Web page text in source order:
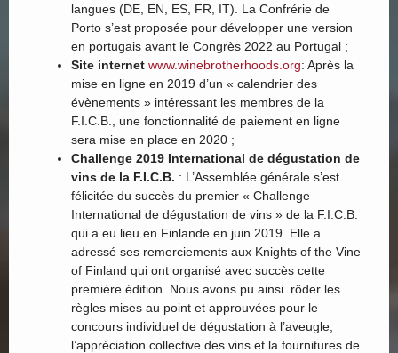
langues (DE, EN, ES, FR, IT). La Confrérie de
Porto s’est proposée pour développer une version
en portugais avant le Congrès 2022 au Portugal ;
Site internet www.winebrotherhoods.org: Après la
mise en ligne en 2019 d’un « calendrier des
évènements » intéressant les membres de la
F.I.C.B., une fonctionnalité de paiement en ligne
sera mise en place en 2020 ;
Challenge 2019 International de dégustation de
vins de la F.I.C.B. : L’Assemblée générale s’est
félicitée du succès du premier « Challenge
International de dégustation de vins » de la F.I.C.B.
qui a eu lieu en Finlande en juin 2019. Elle a
adressé ses remerciements aux Knights of the Vine
of Finland qui ont organisé avec succès cette
première édition. Nous avons pu ainsi rôder les
règles mises au point et approuvées pour le
concours individuel de dégustation à l’aveugle,
l’appréciation collective des vins et la fournitures de